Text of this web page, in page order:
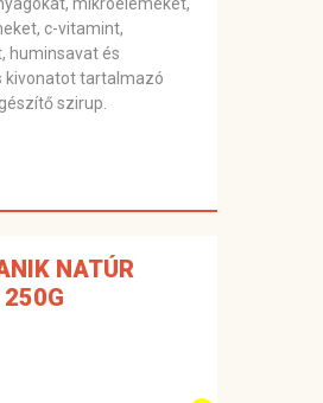
mikroelemeket,
c-vitamint,
huminsavat és
kivonatot tartalmazó
szirup.
NATÚR
250G